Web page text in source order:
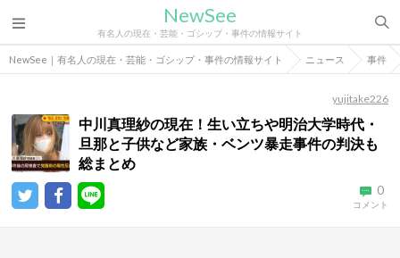
NewSee
有名人の現在・芸能・ゴシップ・事件の情報サイト
NewSee｜有名人の現在・芸能・ゴシップ・事件の情報サイト ニュース 事件
yujitake226
中川真理紗の現在！生い立ちや明治大学時代・
旦那と子供など家族・ベンツ暴走事件の判決も
総まとめ
0
コメント